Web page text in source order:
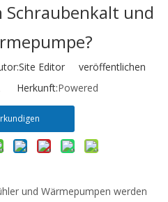
und
Editor veröffentlichen
Herkunft:Powered
und Wärmepumpen werden